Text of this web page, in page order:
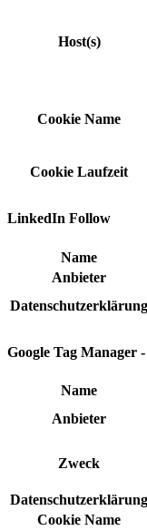
Host(s)
Cookie Name
Cookie Laufzeit
LinkedIn Follow
Name
Anbieter
Datenschutzerklärung
Google Tag Manager
Name
Anbieter
Zweck
Datenschutzerklärung
Cookie Name